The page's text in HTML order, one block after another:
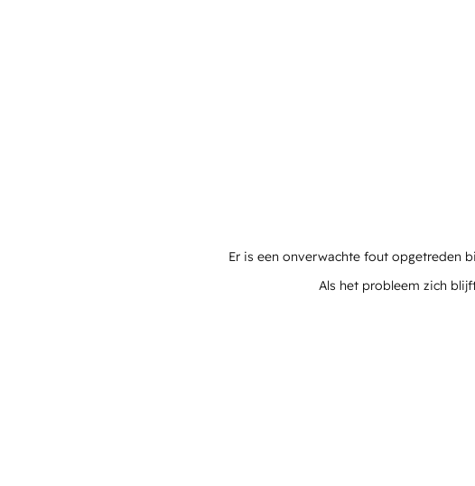
Er is een onverwachte fout opgetreden
Als het probleem zich